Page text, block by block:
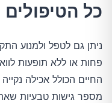
כל
ניתן גם לטפל ולמנוע
פחות או ללא תופעות
החיים הכולל אכילה
מספר גישות טבעיות